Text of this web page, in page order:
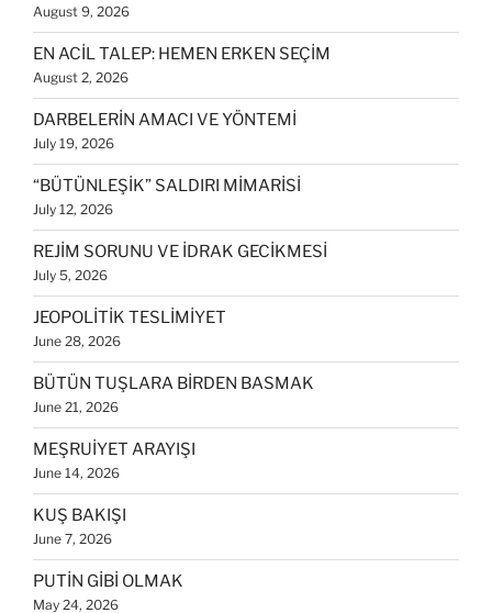
August 9, 2026
EN ACİL TALEP: HEMEN ERKEN SEÇİM
August 2, 2026
DARBELERİN AMACI VE YÖNTEMİ
July 19, 2026
“BÜTÜNLEŞİK” SALDIRI MİMARİSİ
July 12, 2026
REJİM SORUNU VE İDRAK GECİKMESİ
July 5, 2026
JEOPOLİTİK TESLİMİYET
June 28, 2026
BÜTÜN TUŞLARA BİRDEN BASMAK
June 21, 2026
MEŞRUİYET ARAYIŞI
June 14, 2026
KUŞ BAKIŞI
June 7, 2026
PUTİN GİBİ OLMAK
May 24, 2026